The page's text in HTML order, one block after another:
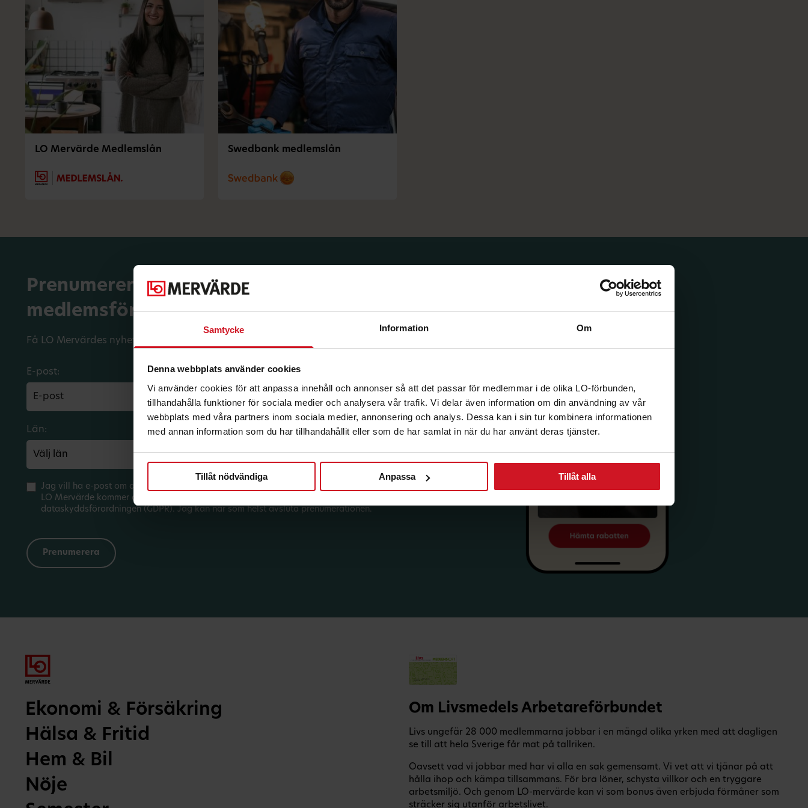
Samtycke Information Om
Denna webbplats använder cookies
Vi använder cookies för att anpassa innehåll och annonser så att det passar för medlemmar i de olika LO-förbunden,
tillhandahålla funktioner för sociala medier och analysera vår trafik. Vi delar även information om din användning av vår
webbplats med våra partners inom sociala medier, annonsering och analys. Dessa kan i sin tur kombinera informationen
med annan information som du har tillhandahållit eller som de har samlat in när du har använt deras tjänster.
Tillåt nödvändiga Anpassa Tillåt alla
LO Mervärde Medlemslån Swedbank medlemslån
Prenumerera på dina
medlemsförmåner.
Få LO Mervärdes nyhetsbrev varje månad till din inkorg.
E-post:
Län: Förbund:
Jag vill ha e-post om aktuella erbjudanden och medlemsförmåner från LO Mervärde.
LO Mervärde kommer att hantera mina personuppgifter i enlighet med allmänna
dataskyddsförordningen (GDPR). Jag kan när som helst avsluta prenumerationen.
Ekonomi & Försäkring
Hälsa & Fritid
Hem & Bil
Nöje
Om Livsmedels Arbetareförbundet
Livs ungefär 28 000 medlemmarna jobbar i en mängd olika yrken med att dagligen
se till att hela Sverige får mat på tallriken.
Oavsett vad vi jobbar med har vi alla en sak gemensamt. Vi vet att vi tjänar på att
hålla ihop och kämpa tillsammans. För bra löner, schysta villkor och en tryggare
arbetsmiljö. Och genom LO-mervärde kan vi som bonus även erbjuda förmåner som
sträcker sig utanför arbetslivet.